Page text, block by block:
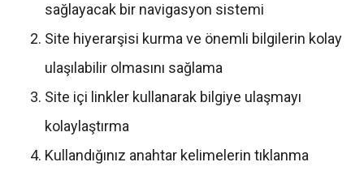
sağlayacak bir navigasyon sistemi
Site hiyerarşisi kurma ve önemli bilgilerin kolay
ulaşılabilir olmasını sağlama
Site içi linkler kullanarak bilgiye ulaşmayı
kolaylaştırma
Kullandığınız anahtar kelimelerin tıklanma